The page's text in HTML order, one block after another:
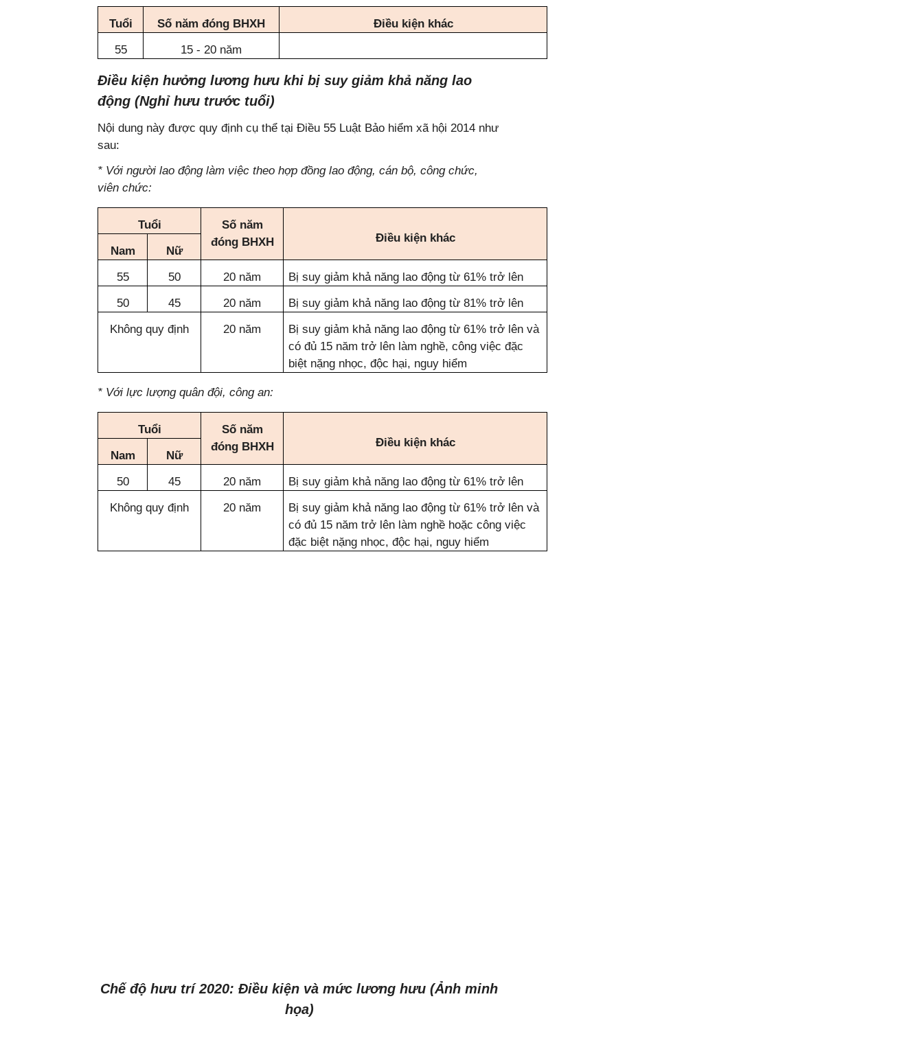
Tuổi Số năm đóng BHXH
Điều kiện khác
55
15 - 20 năm
Điều kiện hưởng lương hưu khi bị suy giảm khả năng lao
động (Nghỉ hưu trước tuổi)
Nội dung này được quy định cụ thể tại Điều 55 Luật Bảo hiểm xã hội 2014 như
sau:
* Với người lao động làm việc theo hợp đồng lao động, cán bộ, công chức,
viên chức:
Tuổi
Số năm
đóng BHXH
Điều kiện khác
Nam
Nữ
55
50 20 năm
Bị suy giảm khả năng lao động từ 61% trở lên
50
45 20 năm
Bị suy giảm khả năng lao động từ 81% trở lên
Không quy định
20 năm
Bị suy giảm khả năng lao động từ 61% trở lên và
có đủ 15 năm trở lên làm nghề, công việc đặc
biệt nặng nhọc, độc hại, nguy hiểm
* Với lực lượng quân đội, công an:
Tuổi
Số năm
đóng BHXH
Điều kiện khác
Nam
Nữ
50
45 20 năm
Bị suy giảm khả năng lao động từ 61% trở lên
Không quy định
20 năm
Bị suy giảm khả năng lao động từ 61% trở lên và
có đủ 15 năm trở lên làm nghề hoặc công việc
đặc biệt nặng nhọc, độc hại, nguy hiểm
Chế độ hưu trí 2020: Điều kiện và mức lương hưu (Ảnh minh
họa)